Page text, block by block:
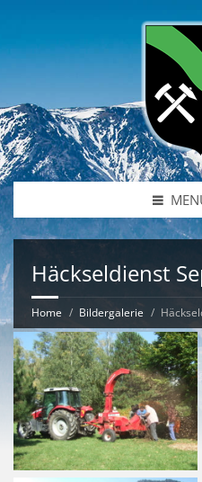
Häckseldienst
Home Bildergalerie